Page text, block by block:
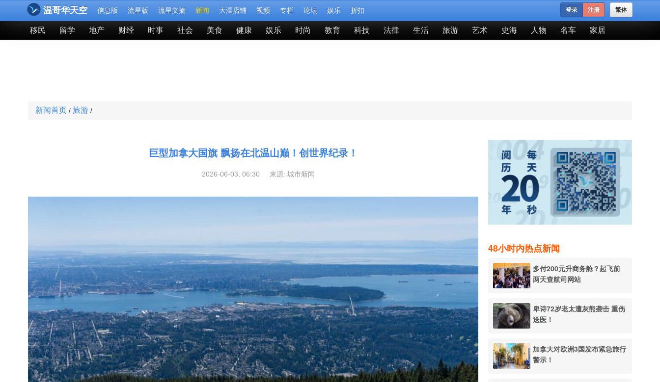
温哥华天空 信息版 流星版 流星文摘 新闻 大温店铺 视频 专栏 论坛 娱乐 折扣 繁体
登录 注册
移民 留学 地产 财经 时事 社会 美食 健康 娱乐 时尚 教育 科技 法律 生活 旅游 艺术 史海 人物 名车 家居
新闻首页 / 旅游 /
巨型加拿大国旗 飘扬在北温山巅！创世界纪录！
2026-06-03, 06:30 来源: 城市新闻
48小时内热点新闻
多付200元升商务舱？起飞前
两天查航司网站
卑诗72岁老太遭灰熊袭击 重伤
送医！
加拿大对欧洲3国发布紧急旅行
警示！